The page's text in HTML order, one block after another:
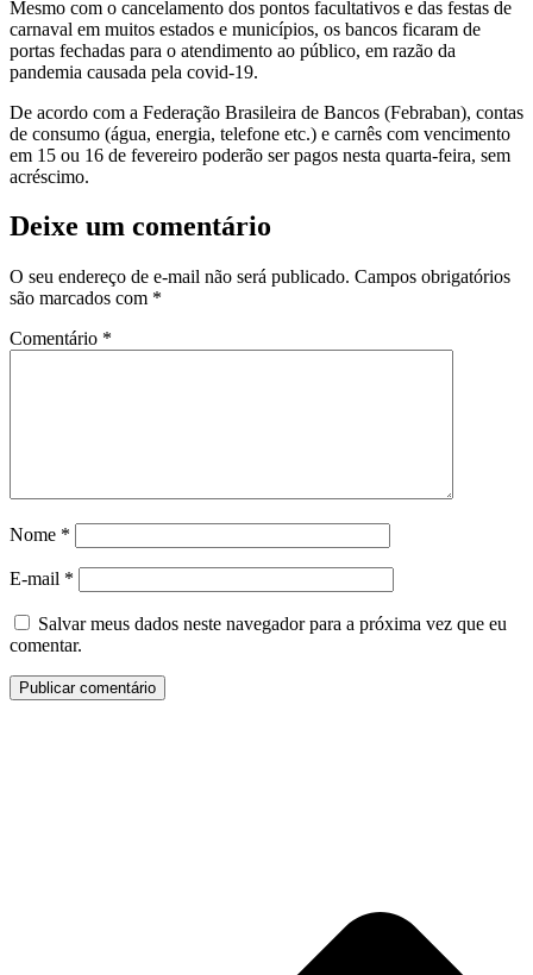
Mesmo com o cancelamento dos pontos facultativos e das festas de
carnaval em muitos estados e municípios, os bancos ficaram de
portas fechadas para o atendimento ao público, em razão da
pandemia causada pela covid-19.
De acordo com a Federação Brasileira de Bancos (Febraban), contas
de consumo (água, energia, telefone etc.) e carnês com vencimento
em 15 ou 16 de fevereiro poderão ser pagos nesta quarta-feira, sem
acréscimo.
Deixe um comentário
O seu endereço de e-mail não será publicado. Campos obrigatórios
são marcados com *
Comentário *
Nome *
E-mail *
Salvar meus dados neste navegador para a próxima vez que eu
comentar.